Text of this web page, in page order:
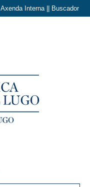
Axenda Interna|| Buscador